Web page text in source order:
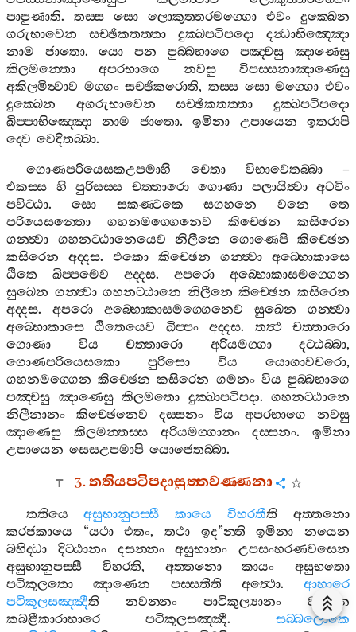
පාපුණාති. තස‍්ස සො ලොකුත‍්තරමග‍්ගො එවං
දුක‍්ඛෙන
ගරුභාවෙන
සච‍්ඡිකතත‍්තා දුක‍්ඛපටිපදො
දන්‍ධාභිඤ‍්ඤො
නාම
ජාතො.යො පන පුබ‍්බභාගෙ පඤ‍්චසු
ඤාණෙසු
කිලමන‍්තො
අපරභාගෙ නවසු
විපස‍්සනාඤාණෙසු
අකිලමිත්‍වාව මග‍්ගං සච‍්ඡිකරොති,තස‍්ස සො මග‍්ගො එවං
දුක‍්ඛෙන
අගරුභාවෙන සච‍්ඡිකතත‍්තා
දුක‍්ඛපටිපදො
ඛිප‍්පාභිඤ‍්ඤො
නාම ජාතො.ඉමිනා උපායෙන
ඉතරාපි
ද‍්වෙ වෙදිතබ‍්බා.
ගොණපරියෙසකඋපමාහි
චෙතා විභාවෙතබ‍්බා–
එකස‍්ස
හි පුරිසස‍්ස චත‍්තාරො ගොණා පලායිත්‍වා
අටවිං
පවිට‍්ඨා.සො සකණ‍්ටකෙ සගහනෙ වනෙ
තෙ
පරියෙසන‍්තො
ගහනමග‍්ගෙනෙව කිච‍්ඡෙන
කසිරෙන
ගන‍්ත්‍වා
ගහනට‍්ඨානෙයෙව නිලීනෙ ගොණෙපි
කිච‍්ඡෙන
කසිරෙන
අද‍්දස. එකො කිච‍්ඡෙන ගන‍්ත්‍වා
අබ‍්භොකාසෙ
ඨිතෙ
ඛිප‍්පමෙව අද‍්දස. අපරො
අබ‍්භොකාසමග‍්ගෙන
සුඛෙන ගන‍්ත්‍වා ගහනට‍්ඨානෙ නිලීනෙ කිච‍්ඡෙන කසිරෙන
අද‍්දස. අපරො අබ‍්භොකාසමග‍්ගෙනෙව සුඛෙන
ගන‍්ත්‍වා
අබ‍්භොකාසෙ
ඨිතෙයෙව ඛිප‍්පං අද‍්දස. තත්‍ථ
චත‍්තාරො
ගොණා
විය චත‍්තාරො අරියමග‍්ගා දට‍්ඨබ‍්බා,
ගොණපරියෙසකො
පුරිසො විය යොගාවචරො,
ගහනමග‍්ගෙන කිච‍්ඡෙන කසිරෙන ගමනං විය පුබ‍්බභාගෙ
පඤ‍්චසු ඤාණෙසු කිලමතො දුක‍්ඛාපටිපදා. ගහනට‍්ඨානෙ
නිලීනානං
කිච‍්ඡෙනෙව දස‍්සනං විය අපරභාගෙ
නවසු
ඤාණෙසු
කිලමන‍්තස‍්ස අරියමග‍්ගානං දස‍්සනං. ඉමිනා
උපායෙන සෙසඋපමාපි යොජෙතබ‍්බා.
3.තතියපටිපදාසුත‍්තවණ‍්ණනා
තතියෙ අසුභානුපස‍්සී කායෙ විහරතීති
අත‍්තනො
කරජකායෙ “යථා එතං,තථා ඉද”න‍්ති ඉමිනා
නයෙන
බහිද‍්ධා
දිට‍්ඨානං දසන‍්නං අසුභානං
උපසංහරණවසෙන
අසුභානුපස‍්සී
විහරති, අත‍්තනො කායං
අසුභතො
පටිකූලතො
ඤාණෙන පස‍්සතීති අත්‍ථො. ආහාරෙ
පටිකූලසඤ‍්ඤීති නවන‍්නං පාටිකුල්‍යානං
වසෙන
කබළීකාරාහාරෙ
පටිකූලසඤ‍්ඤී. සබ‍්බලොකෙ